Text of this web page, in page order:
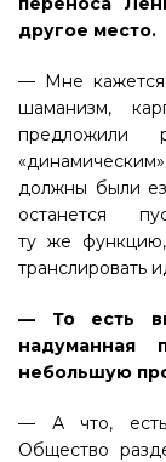
другое место.
— Мне
шаманизм,
предложили
должны были
останется
ту же
транслировать
— То есть
надуманная
небольшую
— А что, есть
Общество